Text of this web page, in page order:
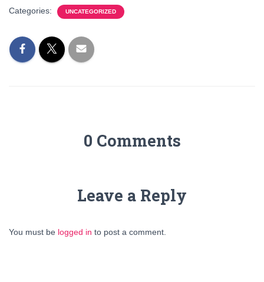
Categories: UNCATEGORIZED
0 Comments
Leave a Reply
You must be logged in to post a comment.